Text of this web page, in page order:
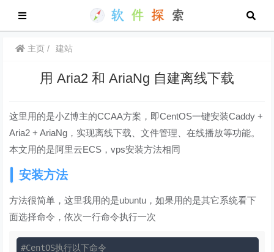
主页 建站
用 Aria2 和 AriaNg 自建离线下载
这里用的是小Z博主的CCAA方案，即CentOS一键安装Caddy +
Aria2 + AriaNg，实现离线下载、文件管理、在线播放等功能。
本文用的是阿里云ECS，vps安装方法相同
安装方法
方法很简单，这里我用的是ubuntu，如果用的是其它系统看下
面选择命令，依次一行命令执行一次
#CentOS执行以下命令